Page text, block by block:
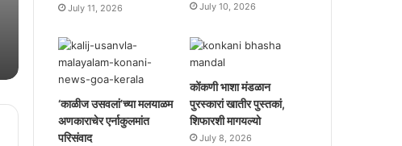
July 11, 2026 July 10, 2026
‘काळीज उसवलां’च्या मलयाळम
अणकाराचेर एर्नाकुलमांत
परिसंवाद
कोंकणी भाशा मंडळान
पुरस्कारां खातीर पुस्तकां,
शिफारशी मागयल्यो
July 8, 2026